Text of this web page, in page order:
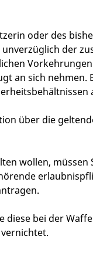
oder des
der
an sich nehmen.
über die
wollen, müssen
diese bei der